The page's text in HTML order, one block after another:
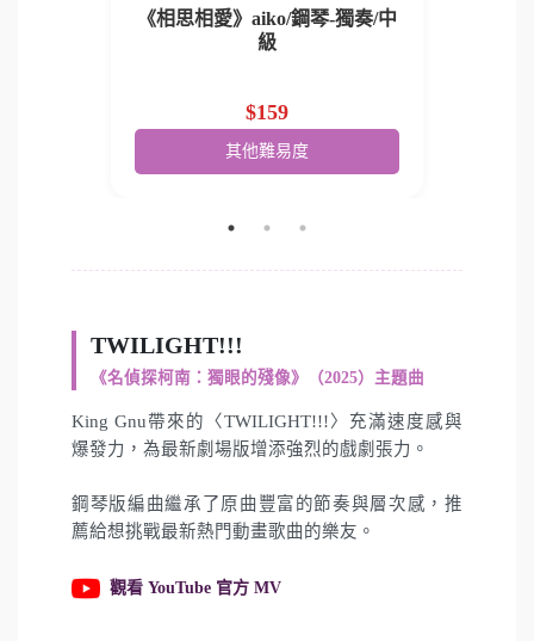
《相思相愛》aiko/鋼琴-獨奏/中
級
$159
其他難易度
TWILIGHT!!!
《名偵探柯南：獨眼的殘像》（2025）主題曲
King Gnu帶來的〈TWILIGHT!!!〉充滿速度感與
爆發力，為最新劇場版增添強烈的戲劇張力。
鋼琴版編曲繼承了原曲豐富的節奏與層次感，推
薦給想挑戰最新熱門動畫歌曲的樂友。
觀看 YouTube 官方 MV